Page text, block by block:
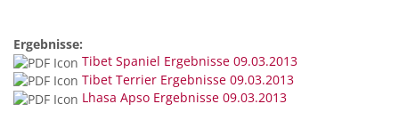
Ergebnisse:
Tibet Spaniel Ergebnisse 09.03.2013
Tibet Terrier Ergebnisse 09.03.2013
Lhasa Apso Ergebnisse 09.03.2013